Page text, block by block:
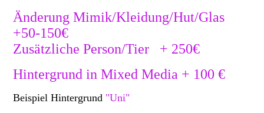
Änderung Mimik/Kleidung/Hut/Glas
+50-150€
Zusätzliche Person/Tier + 250€
Hintergrund in Mixed Media + 100 €
Beispiel Hintergrund "Uni"